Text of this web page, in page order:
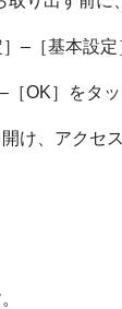
–［基本設定
［OK］をタッ
け、アクセ